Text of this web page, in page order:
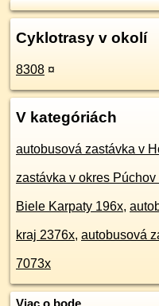
Cyklotrasy v okolí
8308 ¤
V kategóriách
autobusová zastávka v
zastávka v okres Púchov
Biele Karpaty 196x,
kraj 2376x, autobusová
7073x
Viac o bode